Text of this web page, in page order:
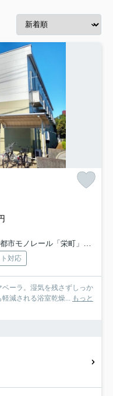
モノレール「栄町」駅 徒歩14分
対応
ーラ。湿気を残さずしっか
減される浴室乾燥... もっと